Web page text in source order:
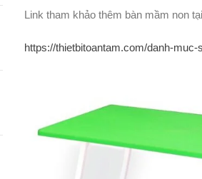
Link tham khảo thêm bàn mầm non
https://thietbitoantam.com/danh-